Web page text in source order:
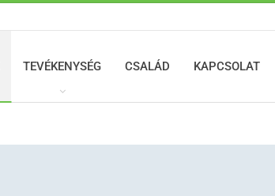
TEVÉKENYSÉG CSALÁD KAPCSOLAT